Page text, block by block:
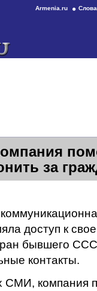
Armenia.ru
за
доступ к
бывшего
контакты.
компания